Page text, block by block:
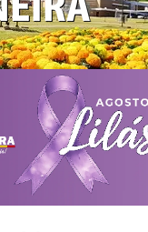
MEDIANEIRA